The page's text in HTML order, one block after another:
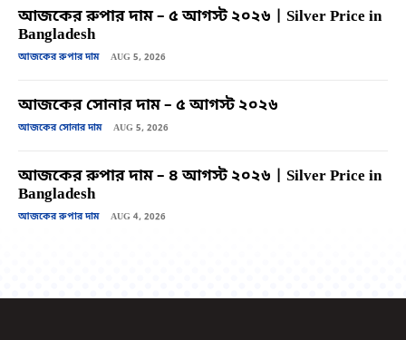
আজকের রুপার দাম – ৫ আগস্ট ২০২৬ | Silver Price in
Bangladesh
আজকের রুপার দাম AUG 5, 2026
আজকের সোনার দাম – ৫ আগস্ট ২০২৬
আজকের সোনার দাম AUG 5, 2026
আজকের রুপার দাম – ৪ আগস্ট ২০২৬ | Silver Price in
Bangladesh
আজকের রুপার দাম AUG 4, 2026